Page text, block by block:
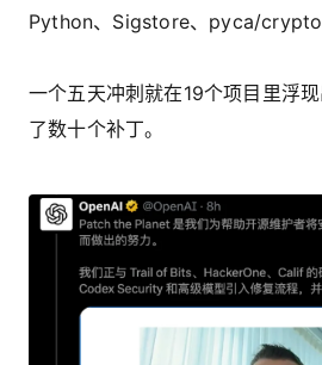
Python、Sigstore、pyca/
一个五天冲刺就在19个项目里浮
了数十个补丁。